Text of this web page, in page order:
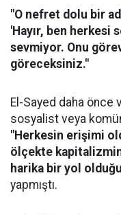
"O nefret dolu bir
'Hayır, ben herkesi
sevmiyor. Onu
göreceksiniz."
El-Sayed daha
sosyalist veya
"Herkesin erişimi
ölçekte
harika bir yol
yapmıştı.